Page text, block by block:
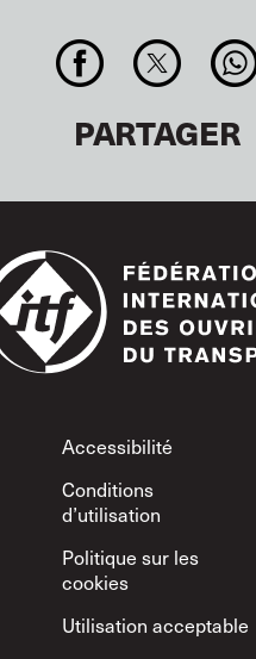
PARTAGER
Footer
Accessibilité
Conditions
d’utilisation
Politique sur les
cookies
Utilisation acceptable